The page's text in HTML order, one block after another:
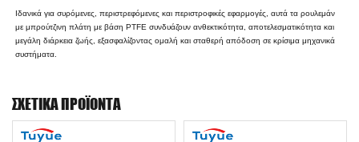
Ιδανικά για συρόμενες, περιστρεφόμενες και περιστροφικές εφαρμογές, αυτά τα ρουλεμάν
με μπρούτζινη πλάτη με βάση PTFE συνδυάζουν ανθεκτικότητα, αποτελεσματικότητα και
μεγάλη διάρκεια ζωής, εξασφαλίζοντας ομαλή και σταθερή απόδοση σε κρίσιμα μηχανικά
συστήματα.
ΣΧΕΤΙΚΆ ΠΡΟΪΌΝΤΑ